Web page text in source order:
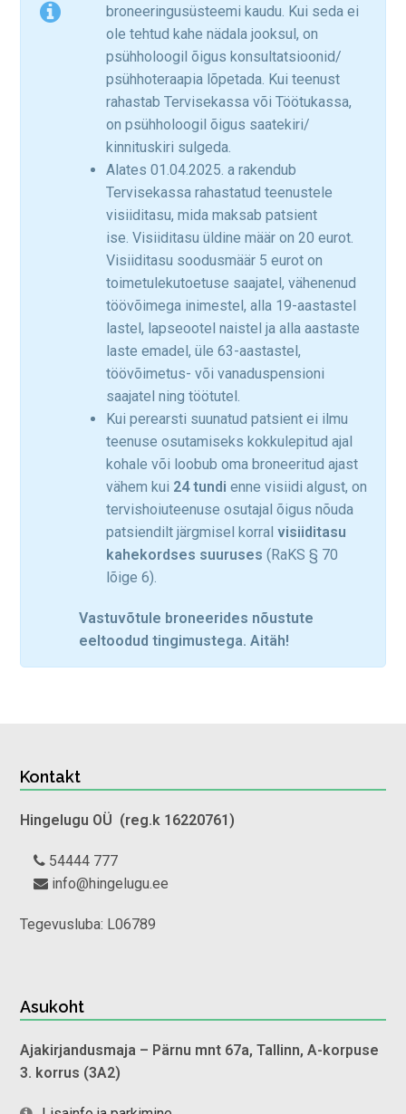
broneeringusüsteemi kaudu. Kui seda ei
ole tehtud kahe nädala jooksul, on
psühholoogil õigus konsultatsioonid/
psühhoteraapia lõpetada. Kui teenust
rahastab Tervisekassa või Töötukassa,
on psühholoogil õigus saatekiri/
kinnituskiri sulgeda.
Alates 01.04.2025. a rakendub
Tervisekassa rahastatud teenustele
visiiditasu, mida maksab patsient
ise. Visiiditasu üldine määr on 20 eurot.
Visiiditasu soodusmäär 5 eurot on
toimetulekutoetuse saajatel, vähenenud
töövõimega inimestel, alla 19-aastastel
lastel, lapseootel naistel ja alla aastaste
laste emadel, üle 63-aastastel,
töövõimetus- või vanaduspensioni
saajatel ning töötutel.
Kui perearsti suunatud patsient ei ilmu
teenuse osutamiseks kokkulepitud ajal
kohale või loobub oma broneeritud ajast
vähem kui 24 tundi enne visiidi algust, on
tervishoiuteenuse osutajal õigus nõuda
patsiendilt järgmisel korralvisiiditasu
kahekordses suuruses (RaKS § 70
lõige 6).
Vastuvõtule broneerides nõustute
eeltoodud tingimustega. Aitäh!
Kontakt
Hingelugu OÜ (reg.k 16220761)
54444 777
info@hingelugu.ee
Tegevusluba: L06789
Asukoht
Ajakirjandusmaja – Pärnu mnt 67a, Tallinn, A-korpuse
3. korrus (3A2)